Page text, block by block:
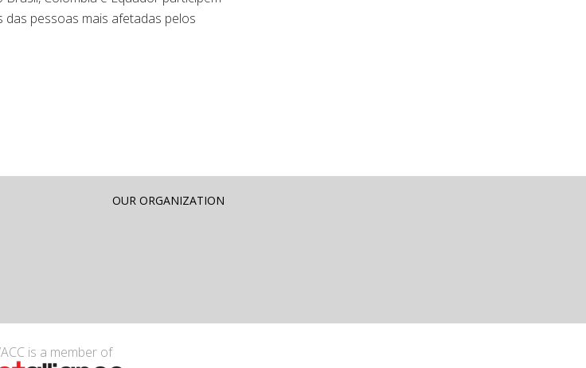
das pessoas mais afetadas pelos
OUR ORGANIZATION
is a member of